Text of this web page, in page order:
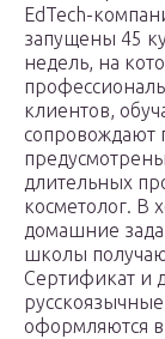
EdTech-
запущены 45
недель, на
клиентов,
сопровождают
длительных
косметолог. В
домашние
школы
Сертификат и
оформляются